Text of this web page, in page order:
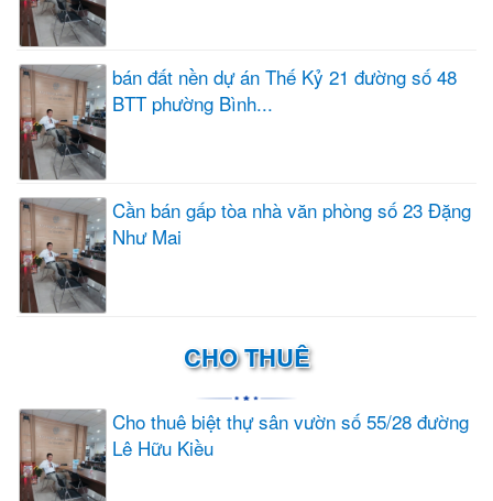
bán đất nền dự án Thế Kỷ 21 đường số 48
BTT phường Bình...
Cần bán gấp tòa nhà văn phòng số 23 Đặng
Như Mai
CHO THUÊ
Cho thuê biệt thự sân vườn số 55/28 đường
Lê Hữu Kiều